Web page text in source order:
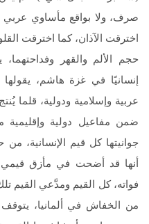
صرف، ولا بواقع مأساوي عربي
اخترقت الآذان، كما اخترقت
حجم الألم والقهر
إنسانيًا في غزة هاشم، يقولها
عربية وإسلامية ودولية، قلما
ضمن مفاعيل دولية وإقليمية
جوانيتها كل قيم الإنسانية،
أنها قد أضحت في مأزق
فواته، كل القيم ومدَّعي القيم
من الخفاش في ألمانيا،